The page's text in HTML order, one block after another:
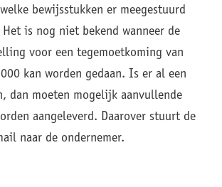
bewijsstukken er meegestuurd
is nog niet bekend wanneer de
voor een tegemoetkoming van
kan worden gedaan. Is er al een
dan moeten mogelijk aanvullende
aangeleverd. Daarover stuurt de
naar de ondernemer.